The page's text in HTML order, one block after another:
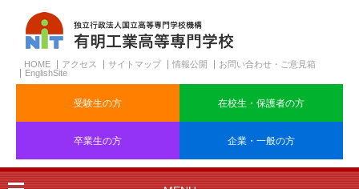
HOME アクセス サイトマップ 情報公開
お問い合わせ・ご意見箱
EnglishSite
受験生の方 在校生・保護者の方
卒業生の方 企業・一般の方